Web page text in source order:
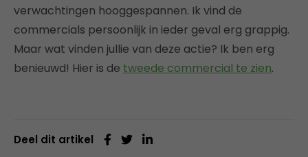
verwachtingen hooggespannen. Ik vind de
commercials persoonlijk in ieder geval erg grappig.
Maar wat vinden jullie van deze actie? Ik ben erg
benieuwd! Hier is de tweede commercial te zien.
Deel dit artikel